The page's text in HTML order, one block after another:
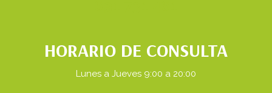
HORARIO DE CONSULTA
Lunes a Jueves 9:00 a 20:00